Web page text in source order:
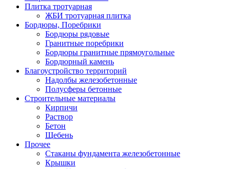
Плитка тротуарная
ЖБИ тротуарная плитка
Бордюры, Поребрики
Бордюры рядовые
Гранитные поребрики
Бордюры гранитные прямоугольные
Бордюрный камень
Благоустройство территорий
Надолбы железобетонные
Полусферы бетонные
Строительные материалы
Кирпичи
Раствор
Бетон
Щебень
Прочее
Стаканы фундамента железобетонные
Крышки